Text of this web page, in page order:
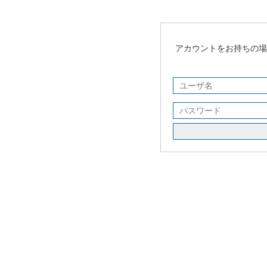
アカウントをお持ちの